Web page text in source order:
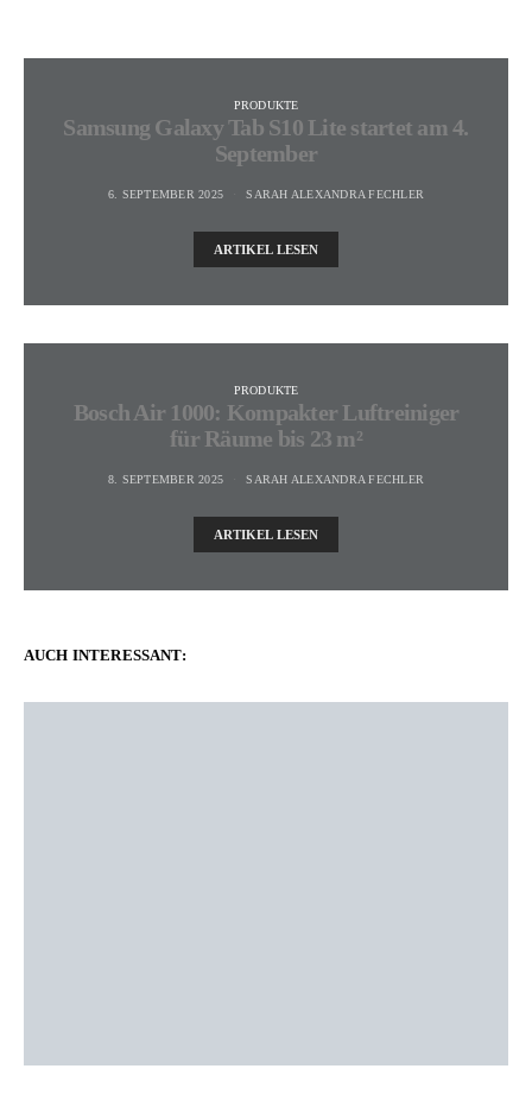
PRODUKTE
Samsung Galaxy Tab S10 Lite startet am 4.
September
6. SEPTEMBER 2025 SARAH ALEXANDRA FECHLER
ARTIKEL LESEN
PRODUKTE
Bosch Air 1000: Kompakter Luftreiniger
für Räume bis 23 m²
8. SEPTEMBER 2025 SARAH ALEXANDRA FECHLER
ARTIKEL LESEN
AUCH INTERESSANT: